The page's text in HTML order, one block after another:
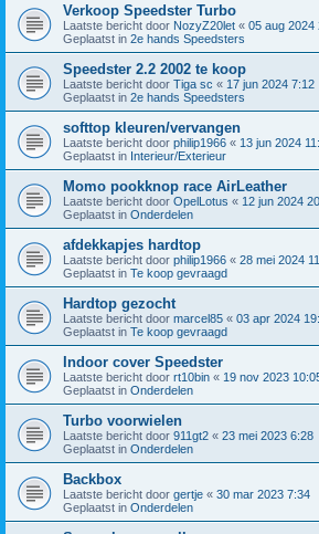
Verkoop Speedster Turbo
Laatste bericht door NozyZ20let « 05 aug 2024
Geplaatst in 2e hands Speedsters
Speedster 2.2 2002 te koop
Laatste bericht door Tiga sc « 17 jun 2024 7:12
Geplaatst in 2e hands Speedsters
softtop kleuren/vervangen
Laatste bericht door philip1966 « 13 jun 2024
Geplaatst in Interieur/Exterieur
Momo pookknop race AirLeather
Laatste bericht door OpelLotus « 12 jun 2024
Geplaatst in Onderdelen
afdekkapjes hardtop
Laatste bericht door philip1966 « 28 mei 2024
Geplaatst in Te koop gevraagd
Hardtop gezocht
Laatste bericht door marcel85 « 03 apr 2024
Geplaatst in Te koop gevraagd
Indoor cover Speedster
Laatste bericht door rt10bin « 19 nov 2023
Geplaatst in Onderdelen
Turbo voorwielen
Laatste bericht door 911gt2 « 23 mei 2023 6:28
Geplaatst in Onderdelen
Backbox
Laatste bericht door gertje « 30 mar 2023 7:34
Geplaatst in Onderdelen